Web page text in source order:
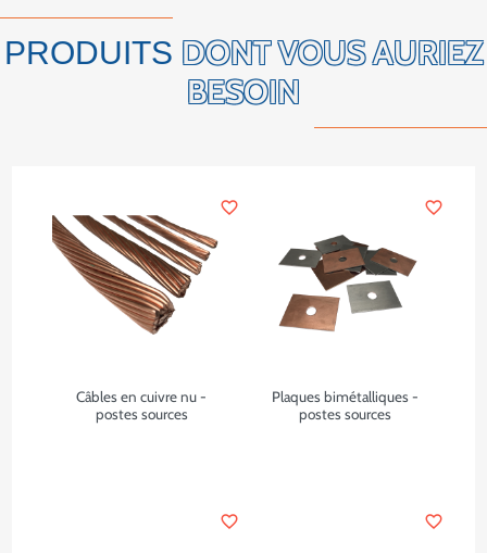
PRODUITS DONT VOUS AURIEZ
BESOIN
Câbles en cuivre nu -
postes sources
favorite_border
Plaques bimétalliques -
postes sources
favorite_border
favorite_border favorite_border